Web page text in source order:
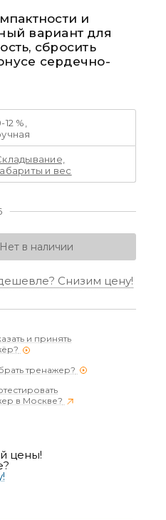
и
вариант для
сбросить
сердечно-
12 %,
и вес
Нет в наличии
Снизим цену!
и принять
тренажер?
в Москве?
цены!